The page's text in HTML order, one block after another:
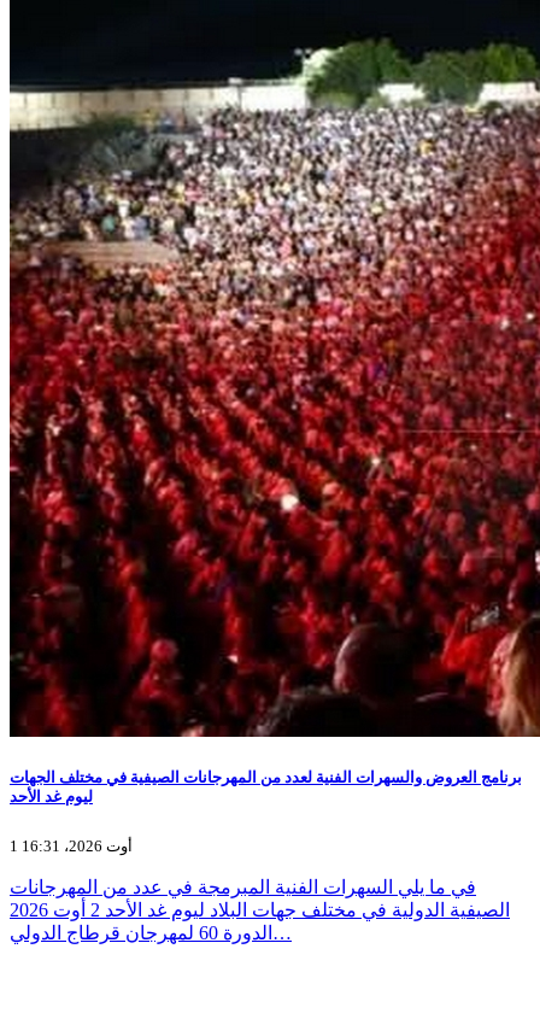
برنامج العروض والسهرات الفنية لعدد من المهرجانات الصيفية في مختلف الجهات
ليوم غد الأحد
1 أوت 2026، 16:31
في ما يلي السهرات الفنية المبرمجة في عدد من المهرجانات
الصيفية الدولية في مختلف جهات البلاد ليوم غد الأحد 2 أوت 2026
الدورة 60 لمهرجان قرطاج الدولي…